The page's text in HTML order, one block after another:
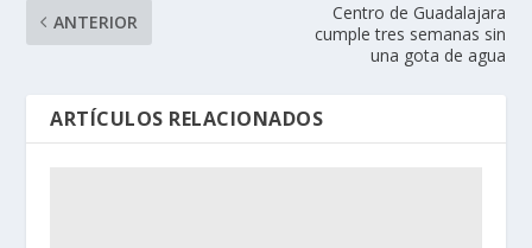
ANTERIOR
Centro de Guadalajara
cumple tres semanas sin
una gota de agua
ARTÍCULOS RELACIONADOS